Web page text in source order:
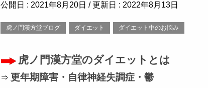
公開日 : 2021年8月20日 / 更新日 : 2022年8月13日
虎ノ門漢方堂ブログ ダイエット ダイエット中のお悩み
虎ノ門漢方堂のダイエットとは
⇒ 更年期障害・自律神経失調症・鬱